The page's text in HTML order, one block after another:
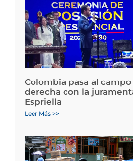
Colombia pasa al
derecha con la
Espriella
Leer Más >>